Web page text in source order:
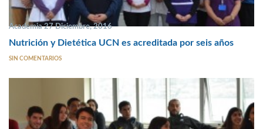
Academia 27 Diciembre, 2016
Nutrición y Dietética UCN es acreditada por seis años
SIN COMENTARIOS